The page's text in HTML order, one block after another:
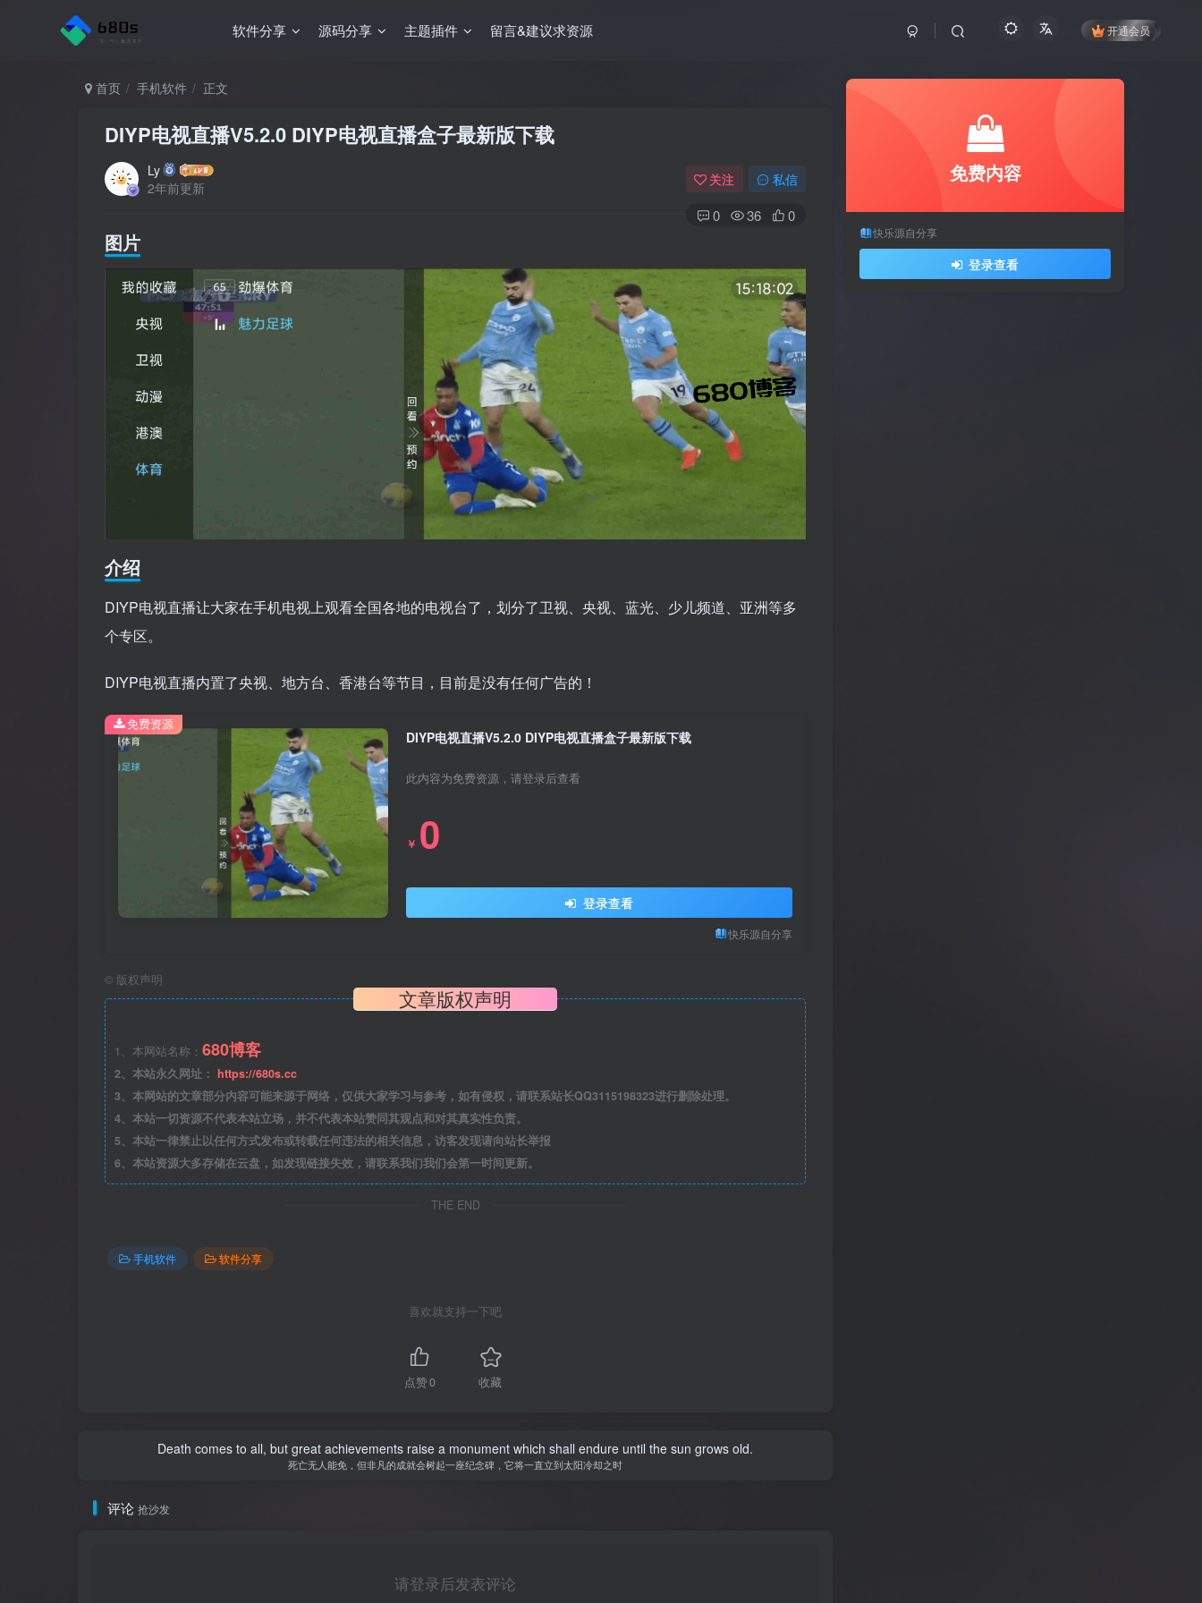
软件分享 源码分享 主题插件 留言&建议求资源 开通会员
首页 手机软件 正文
DIYP电视直播V5.2.0 DIYP电视直播盒子最新版下载
Ly
2年前更新
关注 私信
0 36 0
图片
介绍
DIYP电视直播让大家在手机电视上观看全国各地的电视台了，划分了卫视、央视、蓝光、少儿频道、亚洲等多
个专区。
DIYP电视直播内置了央视、地方台、香港台等节目，目前是没有任何广告的！
DIYP电视直播V5.2.0 DIYP电视直播盒子最新版下载
此内容为免费资源，请登录后查看
￥ 0
登录查看
快乐源自分享
免费资源
© 版权声明
文章版权声明
1、本网站名称： 680博客
2、本站永久网址： https://680s.cc
3、本网站的文章部分内容可能来源于网络，仅供大家学习与参考，如有侵权，请联系站长QQ3115198323进行删除处理。
4、本站一切资源不代表本站立场，并不代表本站赞同其观点和对其真实性负责。
5、本站一律禁止以任何方式发布或转载任何违法的相关信息，访客发现请向站长举报
6、本站资源大多存储在云盘，如发现链接失效，请联系我们我们会第一时间更新。
THE END
手机软件 软件分享
喜欢就支持一下吧
点赞0 收藏
Death comes to all, but great achievements raise a monument which shall endure until the sun grows old.
死亡无人能免，但非凡的成就会树起一座纪念碑，它将一直立到太阳冷却之时
评论 抢沙发
请登录后发表评论
免费内容
快乐源自分享
登录查看